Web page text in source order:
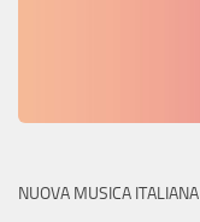
NUOVA MUSICA ITALIANA